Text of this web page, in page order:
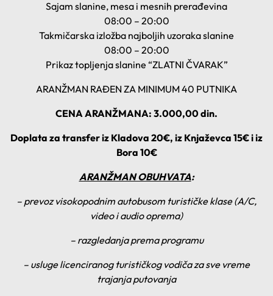
Sajam slanine, mesa i mesnih prerađevina
08:00 – 20:00
Takmičarska izložba najboljih uzoraka slanine
08:00 – 20:00
Prikaz topljenja slanine “ZLATNI ČVARAK”
ARANŽMAN RAĐEN ZA MINIMUM 40 PUTNIKA
CENA ARANŽMANA: 3.000,00 din.
Doplata za transfer iz Kladova 20€, iz Knjaževca 15€ i iz
Bora 10€
ARANŽMAN OBUHVATA:
– prevoz visokopodnim autobusom turističke klase (A/C,
video i audio oprema)
– razgledanja prema programu
– uslugelicenciranog turističkog vodičaza sve vreme
trajanja putovanja